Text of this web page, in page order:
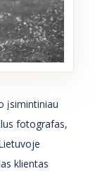
įsimintiniau
fotografas,
klientas